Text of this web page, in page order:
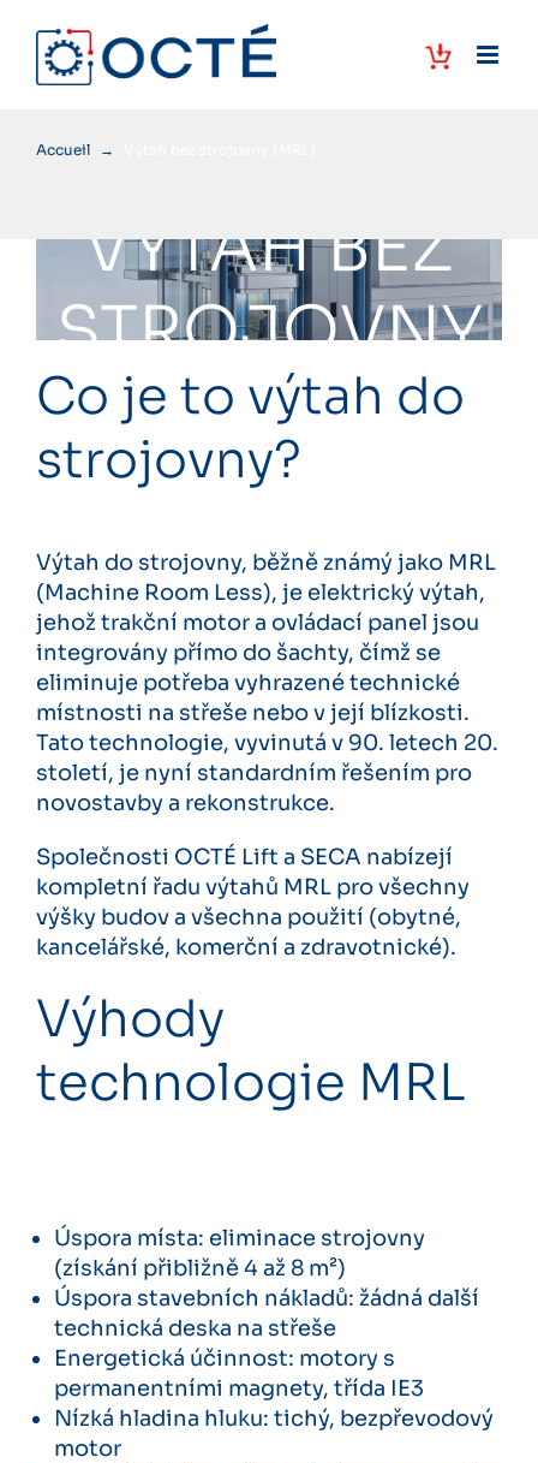
content
Accueil →
VÝTAH BEZ
STROJOVNY
Co je to výtah do
strojovny?
Výtah do strojovny, běžně známý jako MRL
(Machine Room Less), je elektrický výtah,
jehož trakční motor a ovládací panel jsou
integrovány přímo do šachty, čímž se
eliminuje potřeba vyhrazené technické
místnosti na střeše nebo v její blízkosti.
Tato technologie, vyvinutá v 90. letech 20.
století, je nyní standardním řešením pro
novostavby a rekonstrukce.
Společnosti OCTÉ Lift a SECA nabízejí
kompletní řadu výtahů MRL pro všechny
výšky budov a všechna použití (obytné,
kancelářské, komerční a zdravotnické).
Výhody
technologie MRL
Úspora místa: eliminace strojovny
(získání přibližně 4 až 8 m²)
Úspora stavebních nákladů: žádná další
technická deska na střeše
Energetická účinnost: motory s
permanentními magnety, třída IE3
Nízká hladina hluku: tichý, bezpřevodový
motor